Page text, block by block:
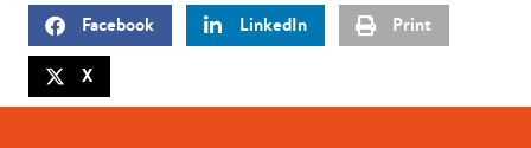
Facebook LinkedIn Print
X